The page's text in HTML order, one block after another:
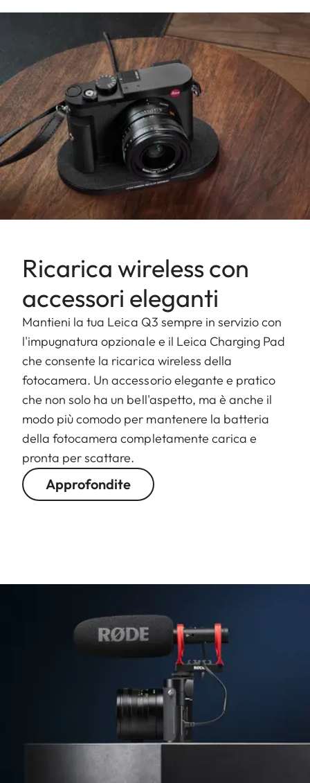
Ricarica wireless con
accessori eleganti
Mantieni la tua Leica Q3 sempre in servizio con
l'impugnatura opzionale e il Leica Charging Pad
che consente la ricarica wireless della
fotocamera. Un accessorio elegante e pratico
che non solo ha un bell'aspetto, ma è anche il
modo più comodo per mantenere la batteria
della fotocamera completamente carica e
pronta per scattare.
Approfondite